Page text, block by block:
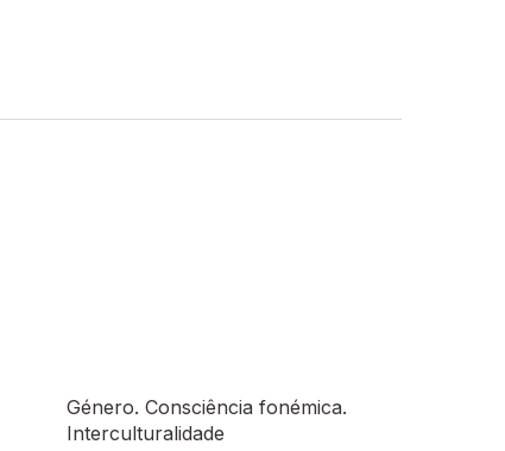
Género. Consciência fonémica.
Interculturalidade